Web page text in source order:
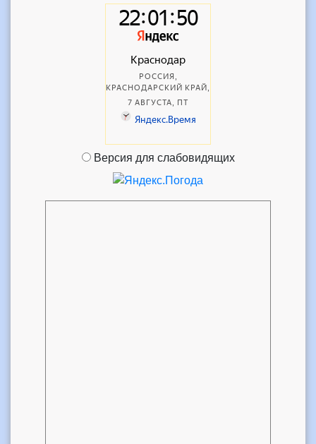
Версия для слабовидящих